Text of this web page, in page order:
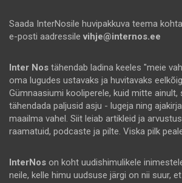
Saada InterNosile huvipakkuva teema
e-posti aadressile vihje@internos.ee
Inter Nos tähendab ladina keeles "meie
oma lugudes ustavaks ja huvitavaks
Gümnaasiumi kooliperele, kuid mitte ainult,
tähendada paljusid asju - lugeja ning
maailma vahel. Siit leiab artikleid ja
raamatuid, podcaste ja pilte. Viska pilk
InterNos on koht uudishimulikele
neile, kelle himu uudsuse järgi on nii suur,